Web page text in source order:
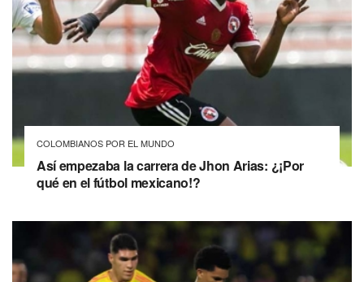
COLOMBIANOS POR EL MUNDO
Así empezaba la carrera de Jhon Arias: ¿¡Por
qué en el fútbol mexicano!?